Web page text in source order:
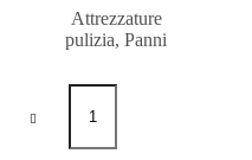
Attrezzature
pulizia,Panni